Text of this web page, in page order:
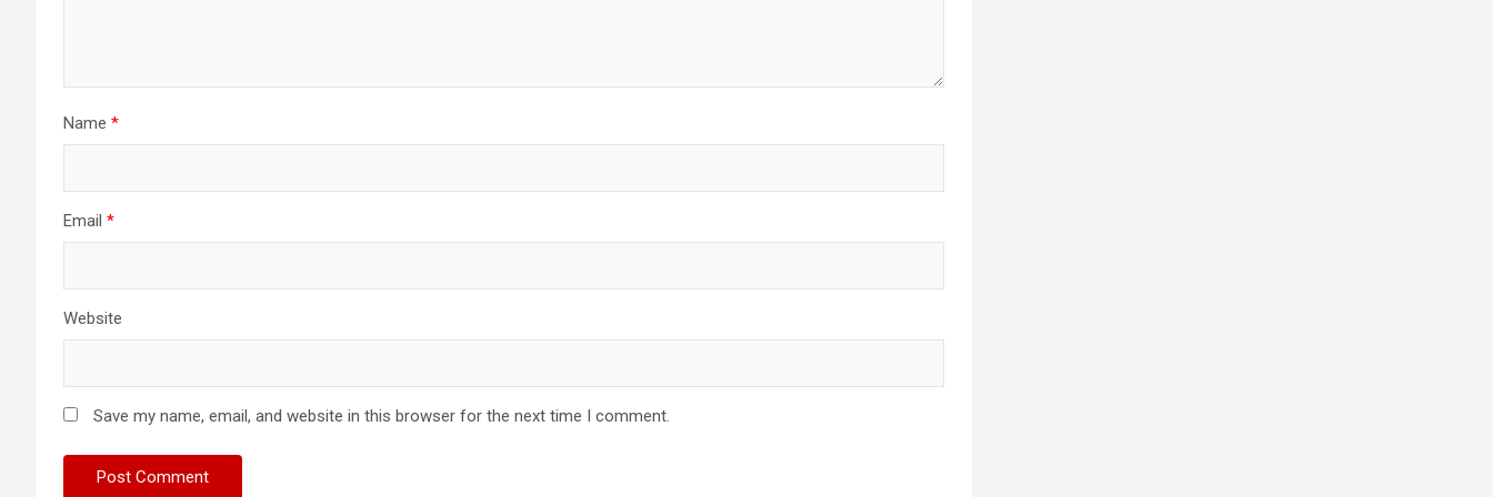
Name *
Email *
Website
Save my name, email, and website in this browser for the next time I comment.